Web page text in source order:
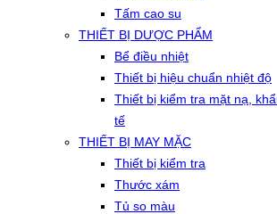
Tấm cao su
THIẾT BỊ DƯỢC PHẨM
Bể điều nhiệt
Thiết bị hiệu chuẩn nhiệt độ
Thiết bị kiểm tra mặt nạ,
tế
THIẾT BỊ MAY MẶC
Thiết bị kiểm tra
Thước xám
Tủ so màu